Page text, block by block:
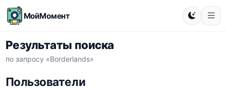
МойМомент
Результаты поиска
по запросу «Borderlands»
Пользователи